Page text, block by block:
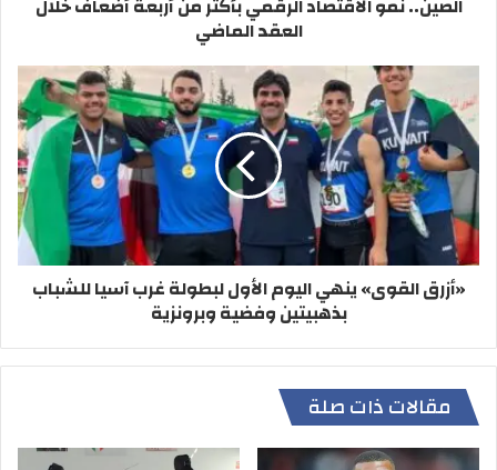
وبشأن مسابقات الموسم الرياضي 2023-2024، أكد أن بطولة
الدوري الممتاز ستشهد الارتقاء بعدد المباريات ليصل إلى 130
مباراة في الموسم، مضيفاً أن كأس الأمير ستقام بنظام خروج
المغلوب أيضاً فيما تقام بطولة كأس ولي العهد بنظامي الدوري
والكأس، إذ يتم تقسيم الفرق المتنافسة إلى 3 مجموعات وفقاً
لترتيبهم في بطولة الدوري الممتاز والأولى ثم يتأهل أول كل
مجموعة وأفضل ثاني إلى الدور نصف النهائي الذي سيقام بنظام
خروج المغلوب من مباراة واحدة.
العقد الماضي
«أزرق القوى» ينهي اليوم الأول لبطولة غرب آسيا للشباب
بذهبيتين وفضية وبرونزية
مقالات ذات صلة